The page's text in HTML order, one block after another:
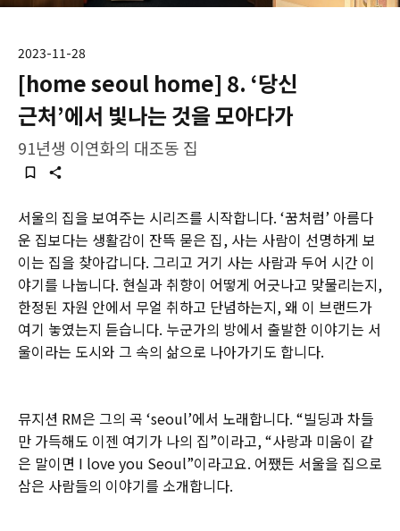
2023-11-28
[home seoul home] 8. ‘당신
근처’에서 빛나는 것을 모아다가
91년생 이연화의 대조동 집
서울의 집을 보여주는 시리즈를 시작합니다. ‘꿈처럼’ 아름다
운 집보다는 생활감이 잔뜩 묻은 집, 사는 사람이 선명하게 보
이는 집을 찾아갑니다. 그리고 거기 사는 사람과 두어 시간 이
야기를 나눕니다. 현실과 취향이 어떻게 어긋나고 맞물리는지,
한정된 자원 안에서 무얼 취하고 단념하는지, 왜 이 브랜드가
여기 놓였는지 듣습니다. 누군가의 방에서 출발한 이야기는 서
울이라는 도시와 그 속의 삶으로 나아가기도 합니다.
뮤지션 RM은 그의 곡 ‘seoul’에서 노래합니다. “빌딩과 차들
만 가득해도 이젠 여기가 나의 집”이라고, “사랑과 미움이 같
은 말이면 I love you Seoul”이라고요. 어쨌든 서울을 집으로
삼은 사람들의 이야기를 소개합니다.